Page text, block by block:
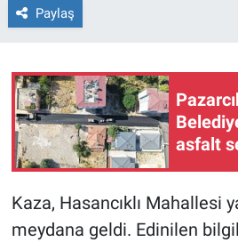
Paylaş
asfalt
Kaza, Hasancıklı Mahallesi
meydana geldi. Edinilen
ÇEVRE
HABERDE İNSAN
EĞİTİM
BİLİM VE TEKNOLOJİ